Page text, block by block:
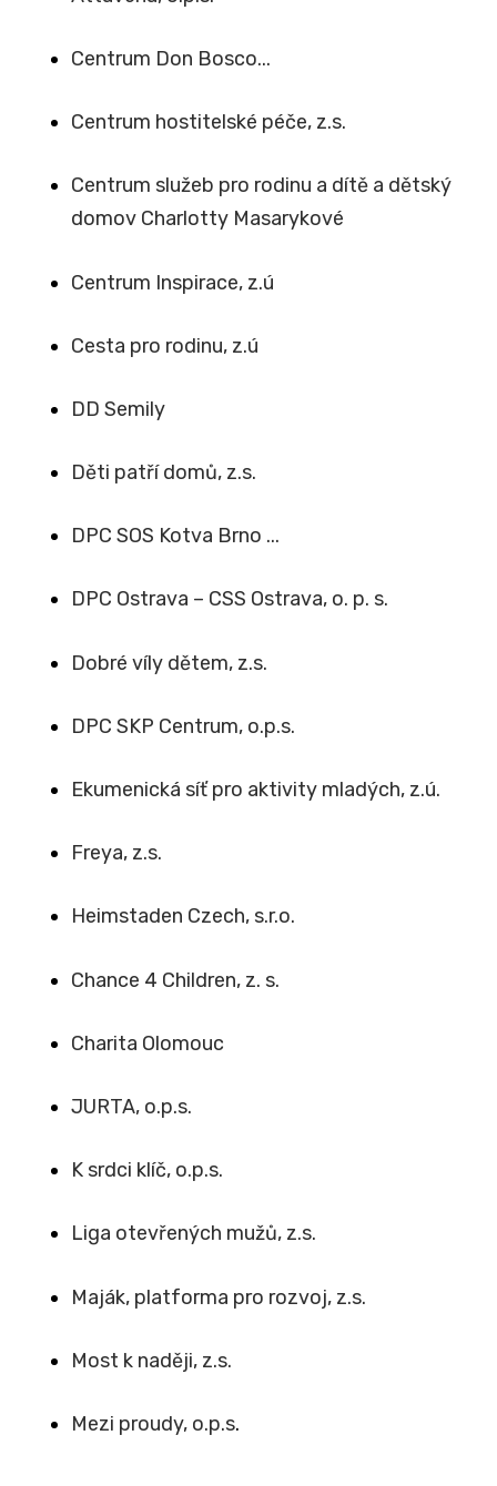
Centrum Don Bosco...
Centrum hostitelské péče, z.s.
Centrum služeb pro rodinu a dítě a dětský
domov Charlotty Masarykové
Centrum Inspirace, z.ú
Cesta pro rodinu, z.ú
DD Semily
Děti patří domů, z.s.
DPC SOS Kotva Brno ...
DPC Ostrava – CSS Ostrava, o. p. s.
Dobré víly dětem, z.s.
DPC SKP Centrum, o.p.s.
Ekumenická síť pro aktivity mladých, z.ú.
Freya, z.s.
Heimstaden Czech, s.r.o.
Chance 4 Children, z. s.
Charita Olomouc
JURTA, o.p.s.
K srdci klíč, o.p.s.
Liga otevřených mužů, z.s.
Maják, platforma pro rozvoj, z.s.
Most k naději, z.s.
Mezi proudy, o.p.s.